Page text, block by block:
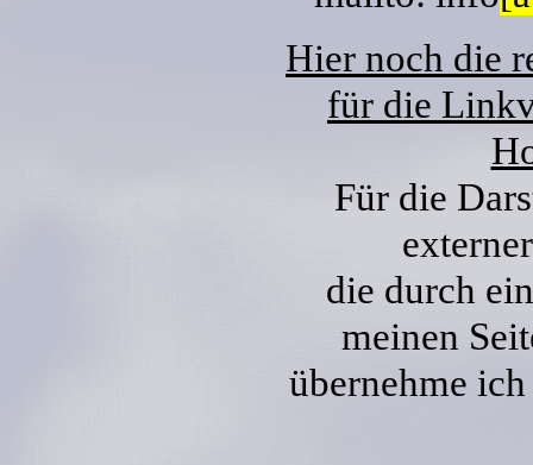
Hier noch die
für die
Für die
die durch
meinen
übernehme